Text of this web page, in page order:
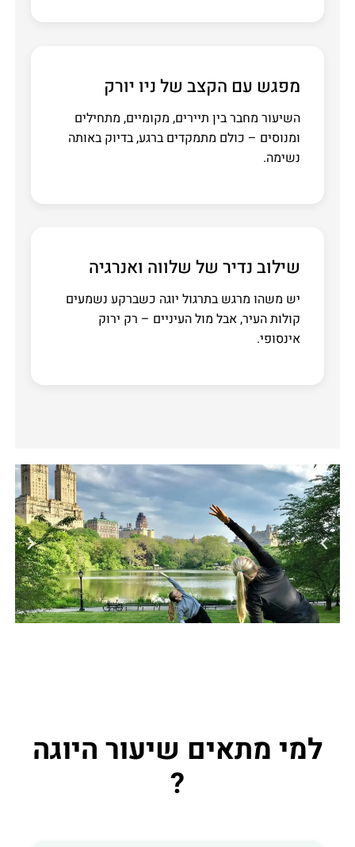
מפגש עם הקצב של ניו יורק
השיעור מחבר בין תיירים, מקומיים, מתחילים
ומנוסים – כולם מתמקדים ברגע, בדיוק באותה
נשימה.
שילוב נדיר של שלווה ואנרגיה
יש משהו מרגש בתרגול יוגה כשברקע נשמעים
קולות העיר, אבל מול העיניים – רק ירוק
אינסופי.
למי מתאים שיעור היוגה
?